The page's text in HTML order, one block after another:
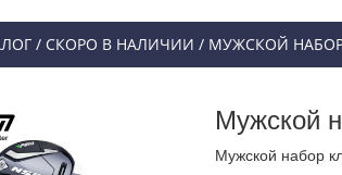
/ СКОРО В НАЛИЧИИ / МУЖСКОЙ НАБОР
Мужской
Мужской набор